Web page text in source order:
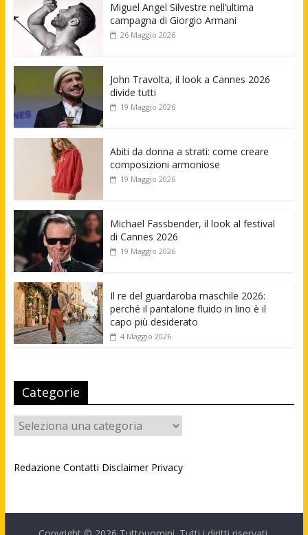
Miguel Angel Silvestre nell’ultima
campagna di Giorgio Armani
26 Maggio 2026
John Travolta, il look a Cannes 2026
divide tutti
19 Maggio 2026
Abiti da donna a strati: come creare
composizioni armoniose
19 Maggio 2026
Michael Fassbender, il look al festival
di Cannes 2026
19 Maggio 2026
Il re del guardaroba maschile 2026:
perché il pantalone fluido in lino è il
capo più desiderato
4 Maggio 2026
Categorie
Categorie
Redazione Contatti Disclaimer Privacy